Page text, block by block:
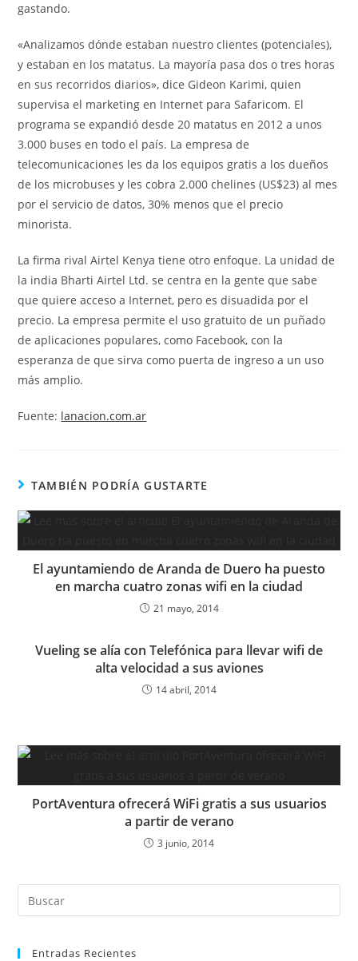
gastando.
«Analizamos dónde estaban nuestro clientes (potenciales),
y estaban en los matatus. La mayoría pasa dos o tres horas
en sus recorridos diarios», dice Gideon Karimi, quien
supervisa el marketing en Internet para Safaricom. El
programa se expandió desde 20 matatus en 2012 a unos
3.000 buses en todo el país. La empresa de
telecomunicaciones les da los equipos gratis a los dueños
de los microbuses y les cobra 2.000 chelines (US$23) al mes
por el servicio de datos, 30% menos que el precio
minorista.
La firma rival Airtel Kenya tiene otro enfoque. La unidad de
la india Bharti Airtel Ltd. se centra en la gente que sabe
que quiere acceso a Internet, pero es disuadida por el
precio. La empresa permite el uso gratuito de un puñado
de aplicaciones populares, como Facebook, con la
esperanza de que sirva como puerta de ingreso a un uso
más amplio.
Fuente: lanacion.com.ar
TAMBIÉN PODRÍA GUSTARTE
El ayuntamiendo de Aranda de Duero ha puesto
en marcha cuatro zonas wifi en la ciudad
21 mayo, 2014
Vueling se alía con Telefónica para llevar wifi de
alta velocidad a sus aviones
14 abril, 2014
PortAventura ofrecerá WiFi gratis a sus usuarios
a partir de verano
3 junio, 2014
Entradas Recientes